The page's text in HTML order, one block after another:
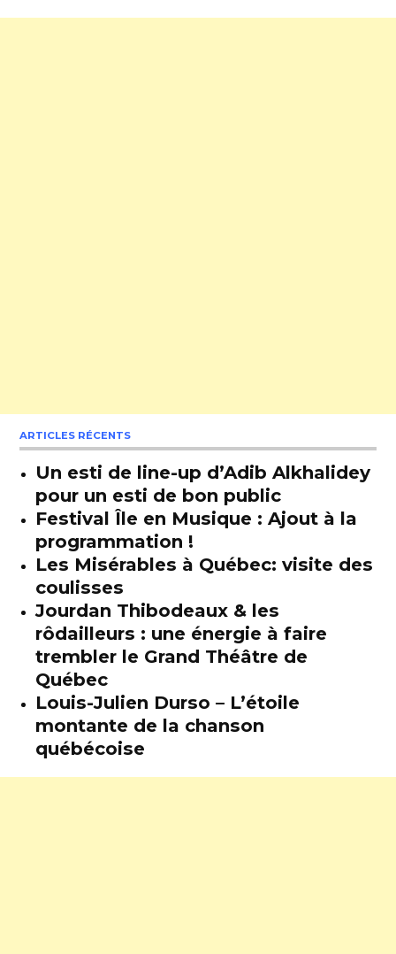
ARTICLES RÉCENTS
Un esti de line-up d’Adib Alkhalidey
pour un esti de bon public
Festival Île en Musique : Ajout à la
programmation !
Les Misérables à Québec: visite des
coulisses
Jourdan Thibodeaux & les
rôdailleurs : une énergie à faire
trembler le Grand Théâtre de
Québec
Louis-Julien Durso – L’étoile
montante de la chanson
québécoise